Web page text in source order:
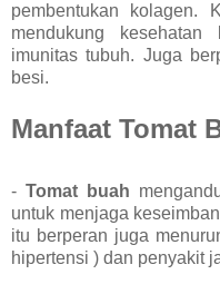
pembentukan kolagen.
mendukung
imunitas tubuh. Juga
besi.
Manfaat Tomat
- Tomat buah
untuk menjaga
itu berperan juga
hipertensi ) dan penyakit